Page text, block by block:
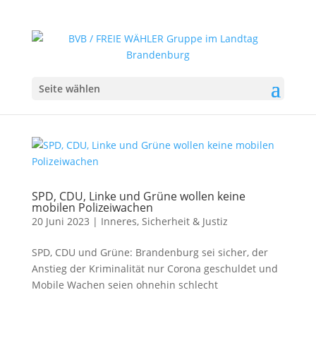
Seite wählen
SPD, CDU, Linke und Grüne wollen keine
mobilen Polizeiwachen
20 Juni 2023 | Inneres, Sicherheit & Justiz
SPD, CDU und Grüne: Brandenburg sei sicher, der
Anstieg der Kriminalität nur Corona geschuldet und
Mobile Wachen seien ohnehin schlecht